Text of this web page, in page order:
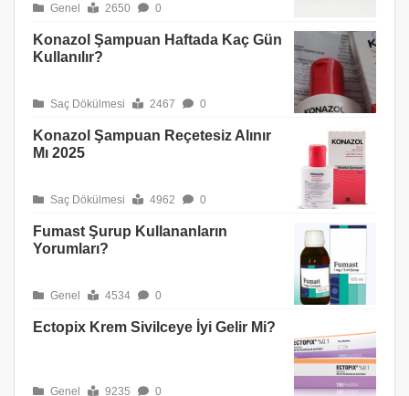
Genel 2650 0
Konazol Şampuan Haftada Kaç Gün
Kullanılır?
Saç Dökülmesi 2467 0
Konazol Şampuan Reçetesiz Alınır
Mı 2025
Saç Dökülmesi 4962 0
Fumast Şurup Kullananların
Yorumları?
Genel 4534 0
Ectopix Krem Sivilceye İyi Gelir Mi?
Genel 9235 0